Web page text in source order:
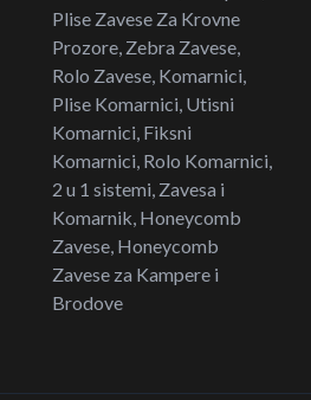
Plise Zavese Za Krovne
Prozore, Zebra Zavese,
Rolo Zavese, Komarnici,
Plise Komarnici, Utisni
Komarnici, Fiksni
Komarnici, Rolo Komarnici,
2 u 1 sistemi, Zavesa i
Komarnik, Honeycomb
Zavese, Honeycomb
Zavese za Kampere i
Brodove